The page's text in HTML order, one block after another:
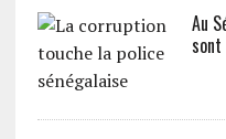
Au
sont